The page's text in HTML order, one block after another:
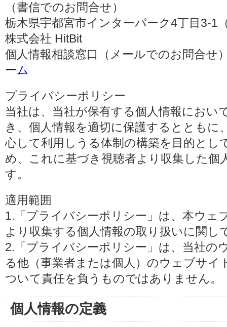
（書信でのお問合せ）
栃木県宇都宮市インターパーク4丁目3-1
株式会社 HitBit
個人情報相談窓口（メールでのお問合せ
ーム
プライバシーポリシー
当社は、当社が保有する個人情報におい
き、個人情報を適切に保護するとともに
心して利用しうる体制の構築を目的とし
め、これに基づき視聴者より収集した個
す。
適用範囲
1.「プライバシーポリシー」は、本ウェ
より収集する個人情報の取り扱いに関し
2.「プライバシーポリシー」は、当社の
る他（事業者または個人）のウェブサイ
ついて責任を負うものではありません。
個人情報の定義